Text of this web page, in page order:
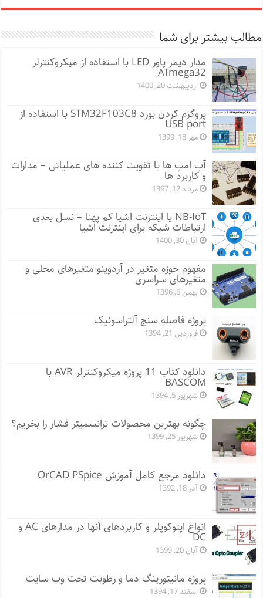
مطالب بیشتر برای شما
مدار دیمر پاور LED با استفاده از میکروکنترلر
ATmega32
اردیبهشت 20, 1400
پروگرم کردن بورد STM32F103C8 با استفاده از
USB port
مهر 18, 1399
آپ امپ ها یا تقویت کننده های عملیاتی – مدارات
و کاربرد ها
مرداد 12, 1397
NB-IoT یا اینترنت اشیا کم پهنا – نسل بعدی
ارتباطات شبکه برای اینترنت اشیا
آبان 30, 1400
مفهوم حوزه متغیر در آردوینو-متغیرهای محلی و
متغیرهای سراسری
بهمن 6, 1396
پروژه فاصله سنج آلتراسونیک
فروردین 21, 1394
دانلود کتاب 11 پروژه میکروکنترلر AVR با
BASCOM
شهریور 5, 1394
چگونه بهترین محصولات ترانسمیتر فشار را بخریم؟
شهریور 25, 1399
دانلود مرجع کامل آموزش OrCAD PSpice
آذر 18, 1392
انواع اپتوکوپلر و کاربردهای آنها در مدارهای AC و
DC
آبان 20, 1399
پروژه مانيتورينگ دما و رطوبت تحت وب سایت
اسفند 17, 1394